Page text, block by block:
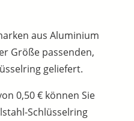
aus Aluminium
Größe passenden,
geliefert.
0,50 € können Sie
Schlüsselring